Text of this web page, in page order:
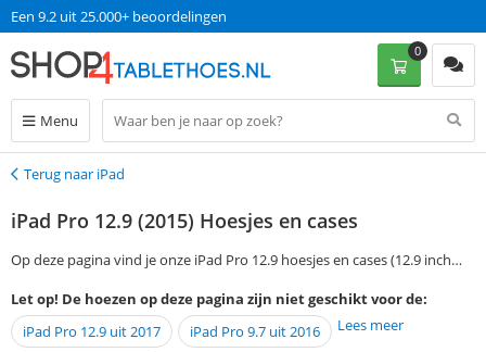
Een 9.2 uit 25.000+ beoordelingen
Menu
0
Terug
Terug naar iPad
iPad Pro 12.9 (2015) Hoesjes en cases
Op deze pagina vind je onze iPad Pro 12.9 hoesjes en cases (12.9 inch
hoezen voor je. Als je op werkdagen voor 13:00 je bestelling plaatst,
wordt je nieuwe iPad Pro 12.9 hoes morgen al zonder verzendkosten bij
Let op! De hoezen op deze pagina zijn niet geschikt voor de:
iPad Pro 12.9 uit 2017
iPad Pro 9.7 uit 2016
Lees meer